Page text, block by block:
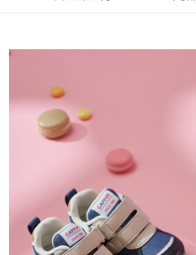
２．訂單成立數日內，您將收到繳
３．收到繳費通知簡訊後14天內，
ATM／網路銀行／等多元方式進行
※ 請注意：結帳手續完成當下不需
購買商品的店家。未經商家同意取
後付繳納相關費用。
※ 交易是否成功請以「AFTEE先享
是否繳費成功／繳費後需取消欲退
客戶支援中心」https://
【注意事項】
１．透過由恩沛科技股份有限公司
萊爾富取貨
7-11取貨
每筆NT$80，滿NT$1,000(含以
每筆NT$80，滿NT$1,000(含以